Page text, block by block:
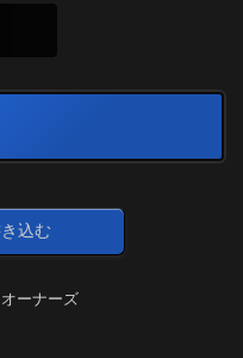
込む
ーナーズ